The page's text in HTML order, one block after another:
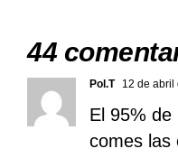
44
Pol.T 12 de abril
El 95% de
comes las